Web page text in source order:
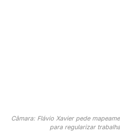
Câmara: Flávio Xavier pede
para regularizar